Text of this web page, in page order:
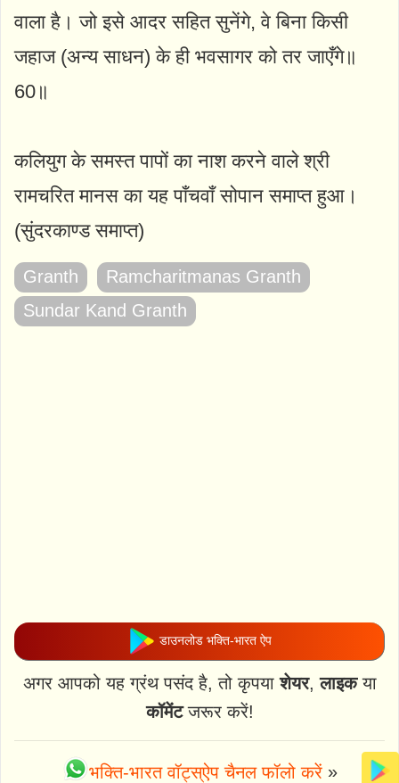
वाला है। जो इसे आदर सहित सुनेंगे, वे बिना किसी
जहाज (अन्य साधन) के ही भवसागर को तर जाएँगे॥
60॥
कलियुग के समस्त पापों का नाश करने वाले श्री
रामचरित मानस का यह पाँचवाँ सोपान समाप्त हुआ।
(सुंदरकाण्ड समाप्त)
Granth
Ramcharitmanas Granth
Sundar Kand Granth
डाउनलोड भक्ति-भारत ऐप
अगर आपको यह ग्रंथ पसंद है, तो कृपयाशेयर,लाइकया
कॉमेंटजरूर करें!
भक्ति-भारत वॉट्स्ऐप चैनल फॉलो करें»